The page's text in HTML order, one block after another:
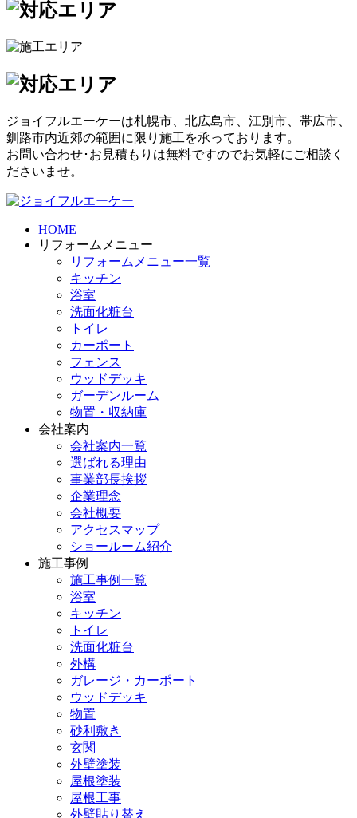
ジョイフルエーケーは札幌市、北広島市、江別市、帯広市、
釧路市内近郊の範囲に限り施工を承っております。
お問い合わせ･お見積もりは無料ですのでお気軽にご相談く
ださいませ。
HOME
リフォームメニュー
リフォームメニュー一覧
キッチン
浴室
洗面化粧台
トイレ
カーポート
フェンス
ウッドデッキ
ガーデンルーム
物置・収納庫
会社案内
会社案内一覧
選ばれる理由
事業部長挨拶
企業理念
会社概要
アクセスマップ
ショールーム紹介
施工事例
施工事例一覧
浴室
キッチン
トイレ
洗面化粧台
外構
ガレージ・カーポート
ウッドデッキ
物置
砂利敷き
玄関
外壁塗装
屋根塗装
屋根工事
外壁貼り替え